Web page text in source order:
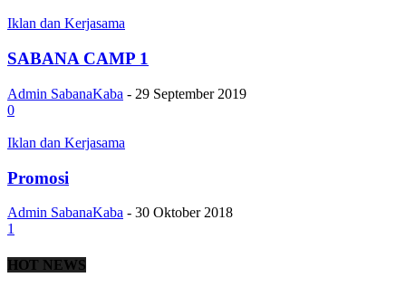
Iklan dan Kerjasama
SABANA CAMP 1
Admin SabanaKaba - 29 September 2019
0
Iklan dan Kerjasama
Promosi
Admin SabanaKaba - 30 Oktober 2018
1
HOT NEWS